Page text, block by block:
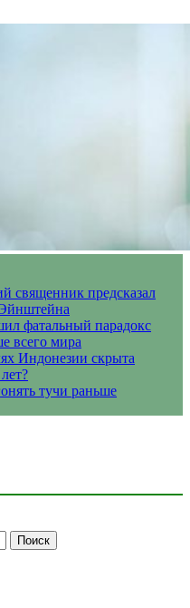
священник предсказал
фатальный парадокс
всего мира
Индонезии скрыта
тучи раньше